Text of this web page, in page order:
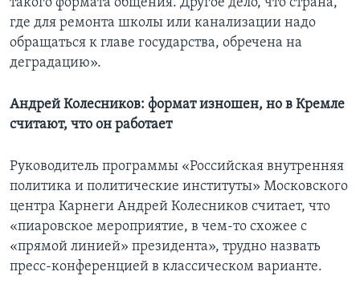
такого формата общения. Другое дело, что страна,
где для ремонта школы или канализации надо
обращаться к главе государства, обречена на
деградацию».
Андрей Колесников: формат изношен, но в Кремле
считают, что он работает
Руководитель программы «Российская внутренняя
политика и политические институты» Московского
центра Карнеги Андрей Колесников считает, что
«пиаровское мероприятие, в чем-то схожее с
«прямой линией» президента», трудно назвать
пресс-конференцией в классическом варианте.